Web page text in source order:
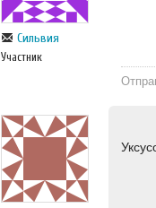
Сильвия
Участник